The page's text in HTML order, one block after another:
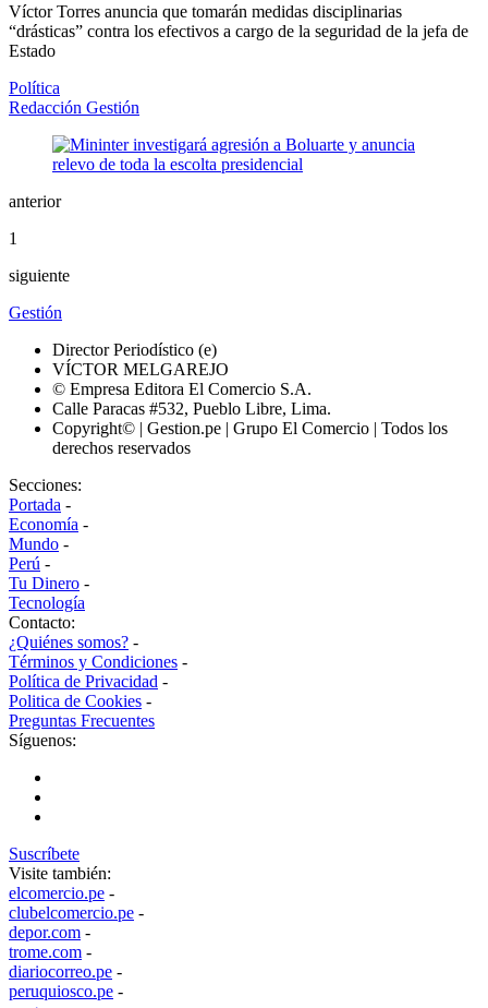
Víctor Torres anuncia que tomarán medidas disciplinarias
“drásticas” contra los efectivos a cargo de la seguridad de la jefa de
Estado
Política
Redacción Gestión
anterior
1
siguiente
Gestión
Director Periodístico (e)
VÍCTOR MELGAREJO
© Empresa Editora El Comercio S.A.
Calle Paracas #532, Pueblo Libre, Lima.
Copyright© | Gestion.pe | Grupo El Comercio | Todos los
derechos reservados
Secciones:
Portada -
Economía -
Mundo -
Perú -
Tu Dinero -
Tecnología
Contacto:
¿Quiénes somos? -
Términos y Condiciones -
Política de Privacidad -
Politica de Cookies -
Preguntas Frecuentes
Síguenos:
Suscríbete
Visite también:
elcomercio.pe -
clubelcomercio.pe -
depor.com -
trome.com -
diariocorreo.pe -
peruquiosco.pe -